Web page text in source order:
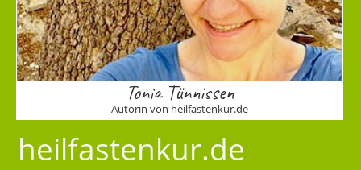
Tonia Tünnissen
Autorin von heilfastenkur.de
heilfastenkur.de